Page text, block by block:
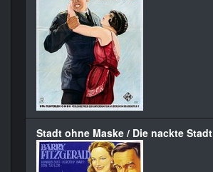
Stadt ohne Maske / Die nackte Stadt